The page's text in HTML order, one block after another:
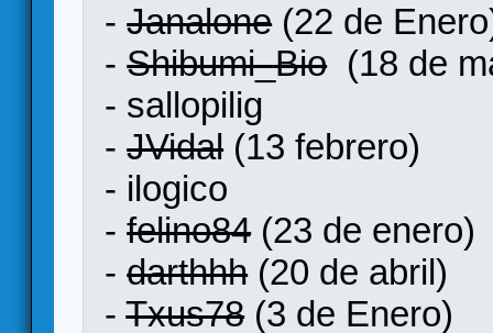
-Janalone(22 de
-Shibumi_Bio(18 de
- sallopilig
-JVidal(13 febrero)
- ilogico
-felino84(23 de enero)
-darthhh(20 de abril)
-Txus78(3 de Enero)